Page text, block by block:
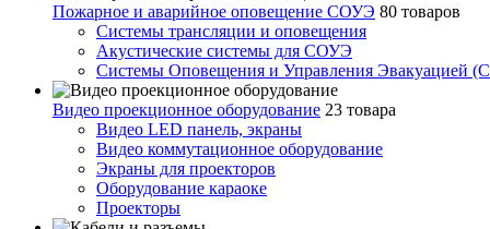
Пожарное и аварийное оповещение СОУЭ 80 товаров
Cистемы трансляции и оповещения
Акустические системы для СОУЭ
Системы Оповещения и Управления Эвакуацией
Видео проекционное оборудование 23 товара
Видео LED панель, экраны
Видео коммутационное оборудование
Экраны для проекторов
Оборудование караоке
Проекторы